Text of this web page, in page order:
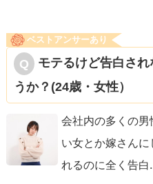
ベストアンサーあり
モテるけど告白さ
うか？(24歳・女性）
会社内の多くの
い女とか嫁さん
れるのに全く告白